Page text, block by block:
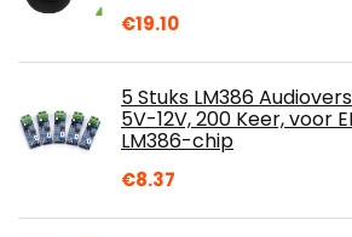
€19.10
5 Stuks LM386
5V-12V, 200 Keer, voor
LM386-chip
€8.37